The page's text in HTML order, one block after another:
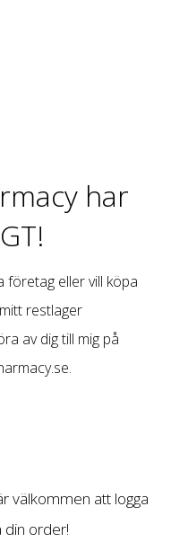
har
företag eller vill köpa
restlager
av dig till mig på
.
välkommen att logga
din order!